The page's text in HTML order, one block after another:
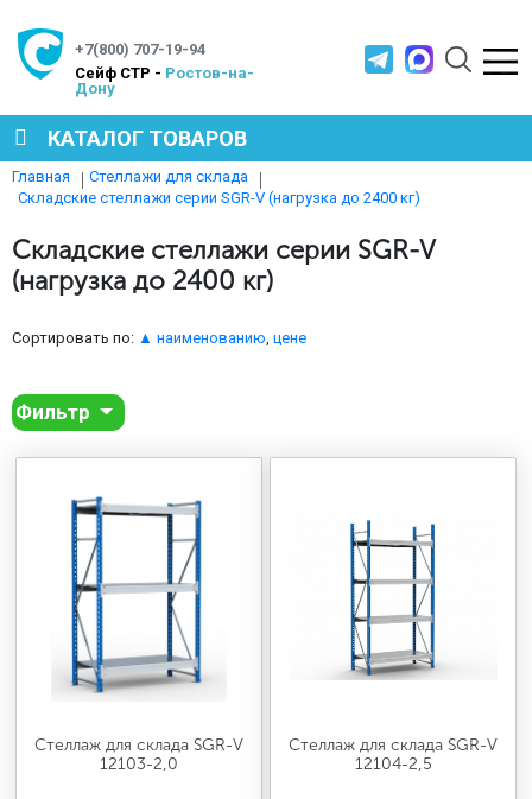
+7(800) 707-19-94
Cейф СТР - Ростов-на-
Дону
КАТАЛОГ ТОВАРОВ
СЕЙФЫ
МЕТАЛЛИЧЕСКАЯ МЕБЕЛЬ
ПРОИЗВОДСТВЕННАЯ МЕБЕЛЬ
МЕДИЦИНСКАЯ МЕБЕЛЬ
СИСТЕМЫ ХРАНЕНИЯ
Главная
Стеллажи для склада
Складские стеллажи серии SGR-V (нагрузка до 2400 кг)
Складские стеллажи серии SGR-V
(нагрузка до 2400 кг)
Сортировать по: ▲ наименованию, цене
Фильтр
Стеллаж для склада SGR-V
12103-2,0
Стеллаж для склада SGR-V
12104-2,5